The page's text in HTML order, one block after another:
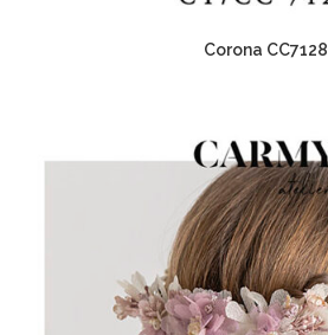
Corona CC7128